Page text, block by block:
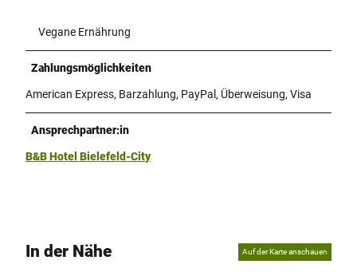
Vegane Ernährung
Zahlungsmöglichkeiten
American Express, Barzahlung, PayPal, Überweisung, Visa
Ansprechpartner:in
B&B Hotel Bielefeld-City
In der Nähe Auf der Karte anschauen